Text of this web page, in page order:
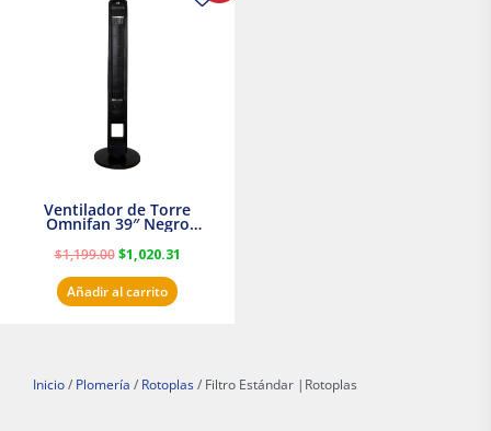
Ventilador de Torre
Omnifan 39″ Negro
$1,199.00
original
era:
$1,020.31
actual
Añadir al carrito
Inicio / Plomería / Rotoplas / Filtro Estándar |Rotoplas